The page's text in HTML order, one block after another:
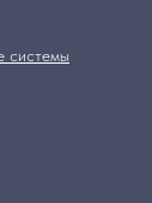
системы